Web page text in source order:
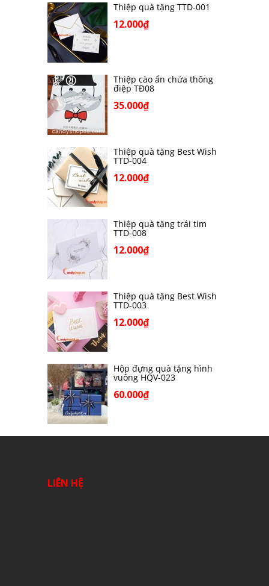
Thiệp quà tặng TTD-001
12.000₫
Thiệp cào ẩn chứa thông
điệp TĐ08
35.000₫
Thiệp quà tặng Best Wish
TTD-004
12.000₫
Thiệp quà tặng trái tim
TTD-008
12.000₫
Thiệp quà tặng Best Wish
TTD-003
12.000₫
Hộp đựng quà tặng hình
vuông HQV-023
60.000₫
LIÊN HỆ